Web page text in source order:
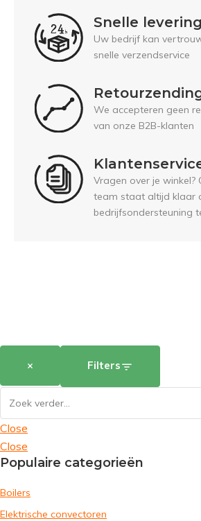
Snelle levering
Uw bedrijf kan
snelle verzendservice
We accepteren geen
van onze B2B-klanten
Vragen over je winkel?
team staat altijd klaar
bedrijfsondersteuning
× Filters
Close
Close
Populaire categorieën
Boilers
Elektrische convectoren